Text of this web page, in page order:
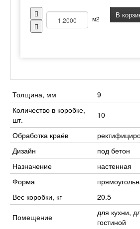
м2 В
Толщина, мм
9
Количество в коробке,
шт.
10
Обработка краёв
Дизайн
под бетон
Назначение
настенная
Форма
Вес коробки, кг
20.5
Помещение
для кухни,
гостиной